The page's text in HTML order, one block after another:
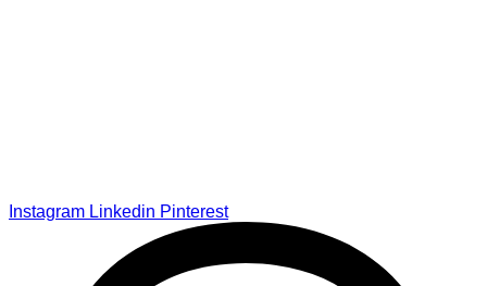
Instagram Linkedin Pinterest